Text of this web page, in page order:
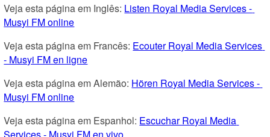
Veja esta página em Inglês: Listen Royal Media Services -
Musyi FM online
Veja esta página em Francês: Ecouter Royal Media Services
- Musyi FM en ligne
Veja esta página em Alemão: Hören Royal Media Services -
Musyi FM online
Veja esta página em Espanhol: Escuchar Royal Media
Services - Musyi FM en vivo